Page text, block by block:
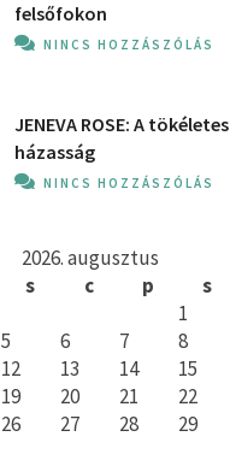
felsőfokon
NINCS HOZZÁSZÓLÁS
JENEVA ROSE: A ​tökéletes
házasság
NINCS HOZZÁSZÓLÁS
2026. augusztus
s c p s
1
5 6 7 8
12 13 14 15
19 20 21 22
26 27 28 29